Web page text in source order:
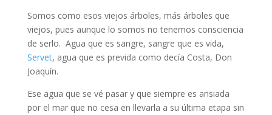
Somos como esos viejos árboles, más árboles que
viejos, pues aunque lo somos no tenemos consciencia
de serlo. Agua que es sangre, sangre que es vida,
Servet, agua que es previda como decía Costa, Don
Joaquín.
Ese agua que se vé pasar y que siempre es ansiada
por el mar que no cesa en llevarla a su última etapa sin